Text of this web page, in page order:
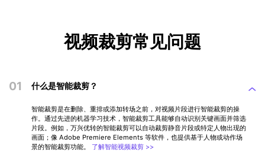
视频裁剪常见问题
01 什么是智能裁剪？
智能裁剪是在删除、重排或添加转场之前，对视频片段进行智能裁剪的操
作。通过先进的机器学习技术，智能裁剪工具能够自动识别关键画面并筛选
片段。例如，万兴优转的智能裁剪可以自动裁剪静音片段或特定人物出现的
画面；像 Adobe Premiere Elements 等软件，也提供基于人物或动作场
景的智能裁剪功能。 了解智能视频裁剪 >>